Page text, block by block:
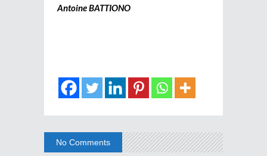
Antoine BATTIONO
No Comments